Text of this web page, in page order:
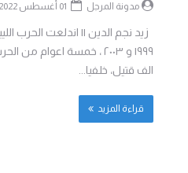
مدونة المرجل
زيد نجم الدين || اندلعت الحرب
الف قتيل، خلفيا...
قراءة المزيد